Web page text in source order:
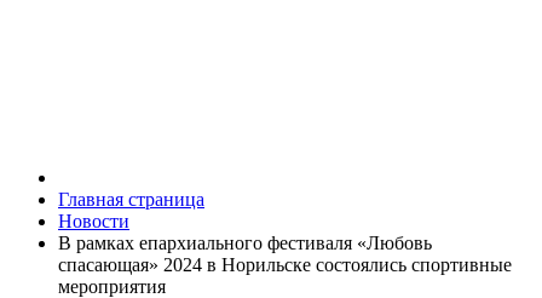
Главная страница
Новости
В рамках епархиального фестиваля «Любовь
спасающая» 2024 в Норильске состоялись спортивные
мероприятия